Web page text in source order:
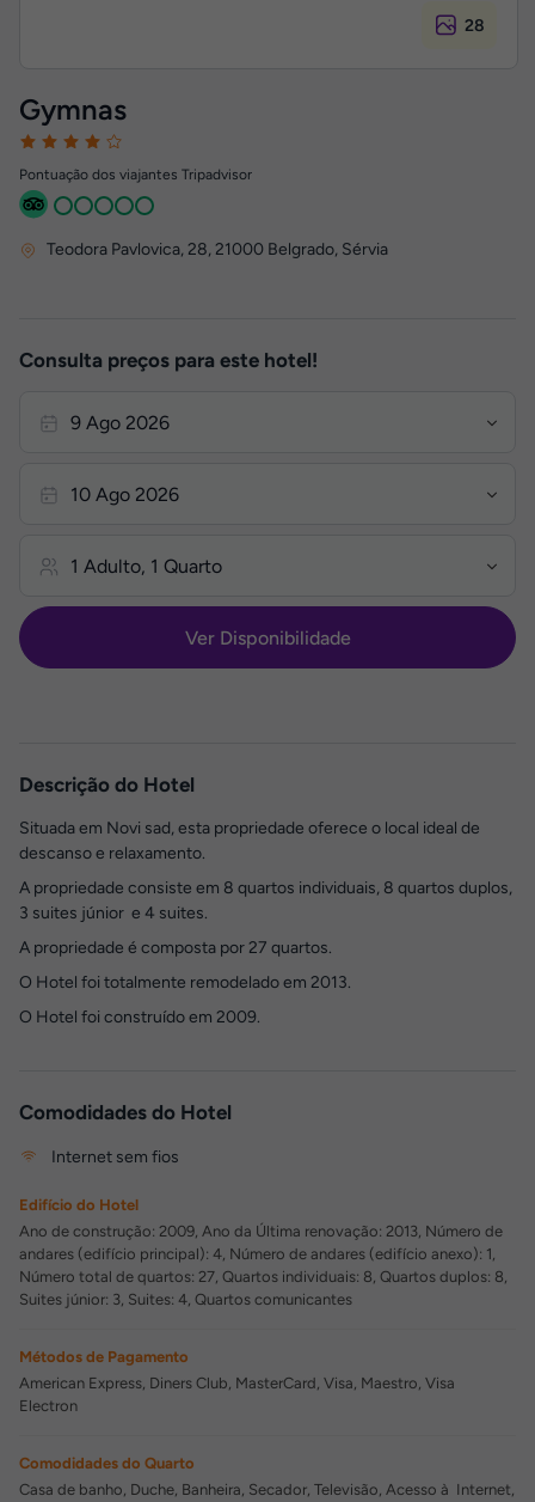
28
Gymnas
Pontuação dos viajantes Tripadvisor
Teodora Pavlovica, 28, 21000 Belgrado, Sérvia
Consulta preços para este hotel!
Ver Disponibilidade
Descrição do Hotel
Situada em Novi sad, esta propriedade oferece o local ideal de
descanso e relaxamento.
A propriedade consiste em 8 quartos individuais, 8 quartos duplos,
3 suites júnior e 4 suites.
A propriedade é composta por 27 quartos.
O Hotel foi totalmente remodelado em 2013.
O Hotel foi construído em 2009.
Comodidades do Hotel
Internet sem fios
Edifício do Hotel
Ano de construção: 2009, Ano da Última renovação: 2013, Número de
andares (edifício principal): 4, Número de andares (edifício anexo): 1,
Número total de quartos: 27, Quartos individuais: 8, Quartos duplos: 8,
Suites júnior: 3, Suites: 4, Quartos comunicantes
Métodos de Pagamento
American Express, Diners Club, MasterCard, Visa, Maestro, Visa
Electron
Comodidades do Quarto
Casa de banho, Duche, Banheira, Secador, Televisão, Acesso à Internet,